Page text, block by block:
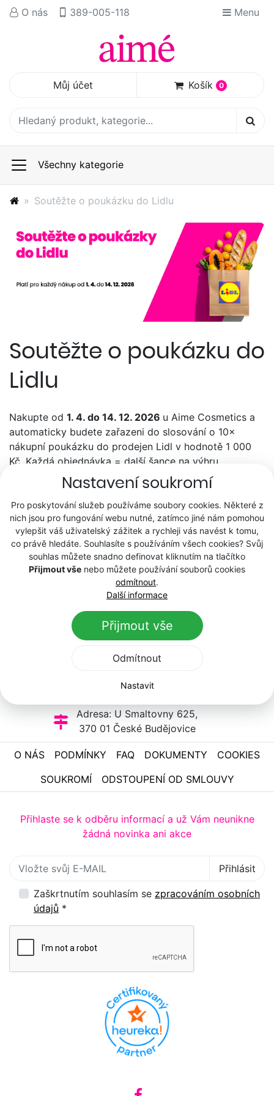
Nastavení soukromí
Pro poskytování služeb používáme soubory cookies. Některé z
nich jsou pro fungování webu nutné, zatímco jiné nám pomohou
vylepšit váš uživatelský zážitek a rychleji vás navést k tomu,
co právě hledáte. Souhlasíte s používáním všech cookies? Svůj
souhlas můžete snadno definovat kliknutím na tlačítko
Přijmout vše nebo můžete používání souborů cookies
odmítnout.
Další informace
Přijmout vše
Odmítnout
Nastavit
O nás 389-005-118 Menu
Můj účet Košík 0
Všechny kategorie
Soutěžte o poukázku do Lidlu
Soutěžte o poukázku do
Lidlu
Nakupte od 1. 4. do 14. 12. 2026 u Aime Cosmetics a
automaticky budete zařazeni do slosování o 10×
nákupní poukázku do prodejen Lidl v hodnotě 1 000
Kč. Každá objednávka = další šance na výhru.
Platí pro objednávky telefonicky, e-mailem, kupónem i
online.
Úplná pravidla soutěže
Kontaktuje nás:
aime@aime.cz
389-005-118
Adresa: U Smaltovny 625,
370 01 České Budějovice
O NÁS PODMÍNKY FAQ DOKUMENTY
COOKIES
SOUKROMÍ
ODSTOUPENÍ OD SMLOUVY
Přihlaste se k odběru informací a už Vám neunikne
žádná novinka ani akce
Přihlaste se k odběru novinek Přihlásit
Zaškrtnutím souhlasím se zpracováním osobních
údajů *